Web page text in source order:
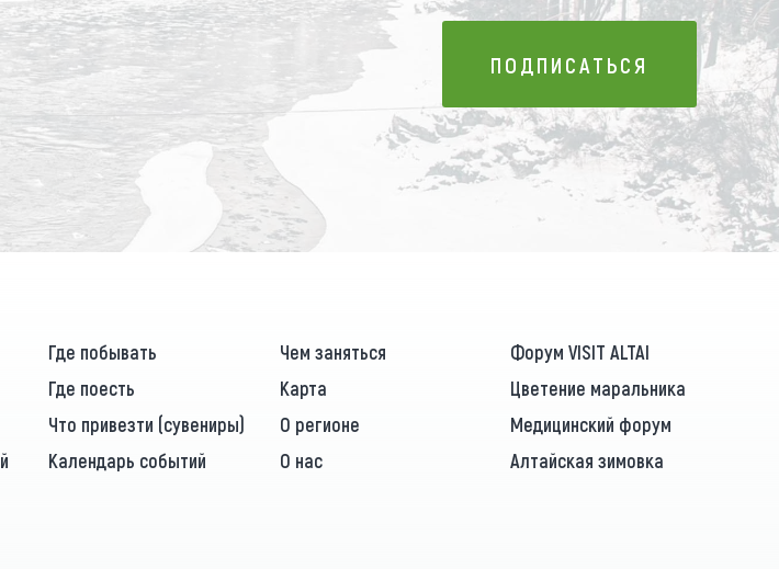
ПОДПИСАТЬСЯ
ПОДПИСАТЬСЯ
Где побывать Чем заняться
Форум VISIT ALTAI
Где поесть Карта
Цветение маральника
Что привезти (сувениры) О регионе
Медицинский форум
Календарь событий О нас Алтайская зимовка